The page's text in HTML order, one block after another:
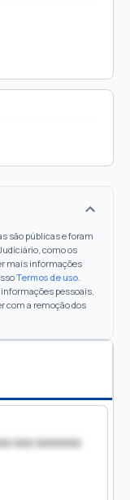
são públicas e foram
como os
mais informações
Termos de uso.
pessoais,
com a remoção dos
xxx xxxxxxx